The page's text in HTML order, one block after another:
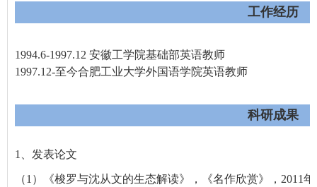
工作经历
1994.6-1997.12 安徽工学院基础部英语教师
1997.12-至今合肥工业大学外国语学院英语教师
科研成果
1、发表论文
（1） 《梭罗与沈从文的生态解读》，《名作欣赏》， 2011年